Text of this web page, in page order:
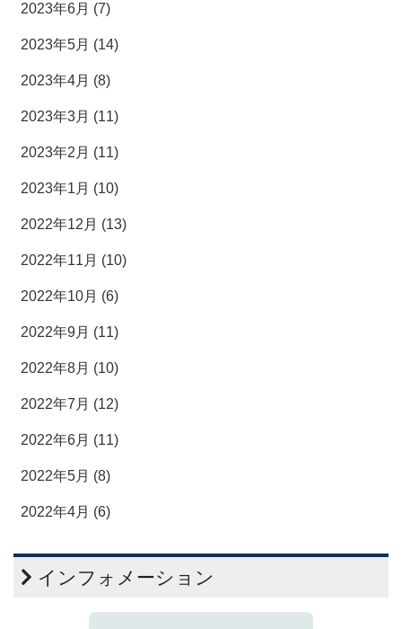
2023年6月 (7)
2023年5月 (14)
2023年4月 (8)
2023年3月 (11)
2023年2月 (11)
2023年1月 (10)
2022年12月 (13)
2022年11月 (10)
2022年10月 (6)
2022年9月 (11)
2022年8月 (10)
2022年7月 (12)
2022年6月 (11)
2022年5月 (8)
2022年4月 (6)
インフォメーション